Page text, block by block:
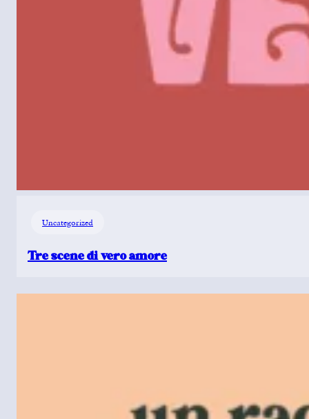
Uncategorized
Tre scene di vero amore